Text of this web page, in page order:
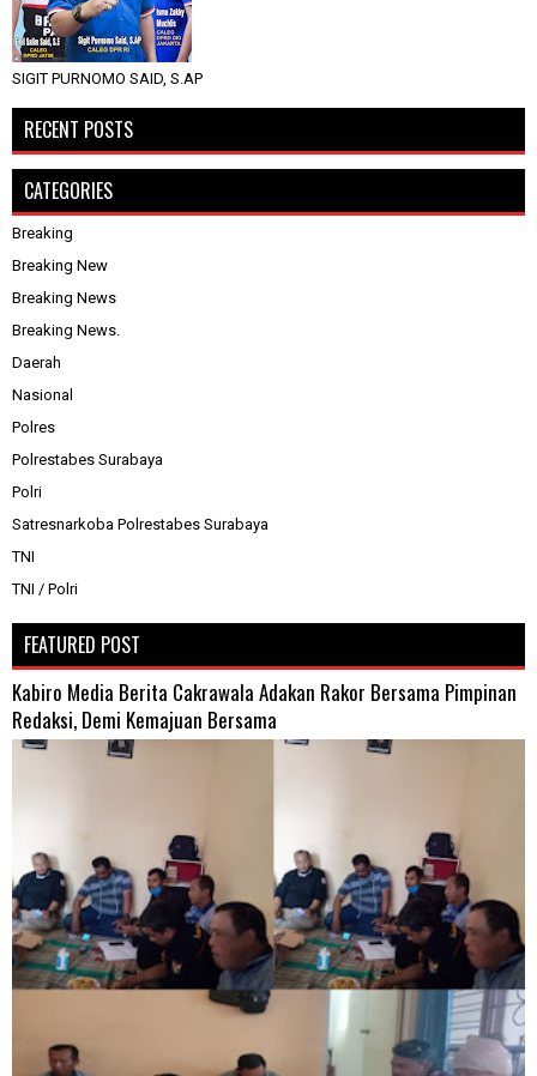
SIGIT PURNOMO SAID, S.AP
RECENT POSTS
CATEGORIES
Breaking
Breaking New
Breaking News
Breaking News.
Daerah
Nasional
Polres
Polrestabes Surabaya
Polri
Satresnarkoba Polrestabes Surabaya
TNI
TNI / Polri
FEATURED POST
Kabiro Media Berita Cakrawala Adakan Rakor Bersama Pimpinan
Redaksi, Demi Kemajuan Bersama